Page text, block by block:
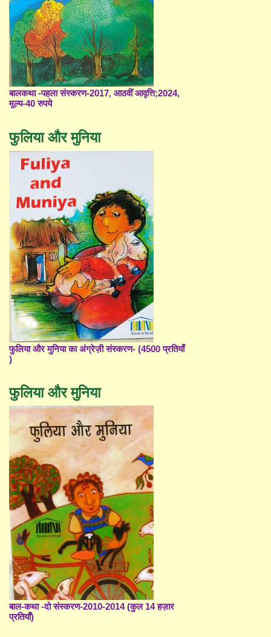
बालकथा -पहला संस्करण-2017, आठवीं आवृत्ति;2024,
मूल्य-40 रुपये
फुलिया और मुनिया
फुलिया और मुनिया का अंग्रेज़ी संस्करण- (4500 प्रतियाँ
)
फुलिया और मुनिया
बाल-कथा -दो संस्करण-2010-2014 (कुल 14 हज़ार
प्रतियाँ)